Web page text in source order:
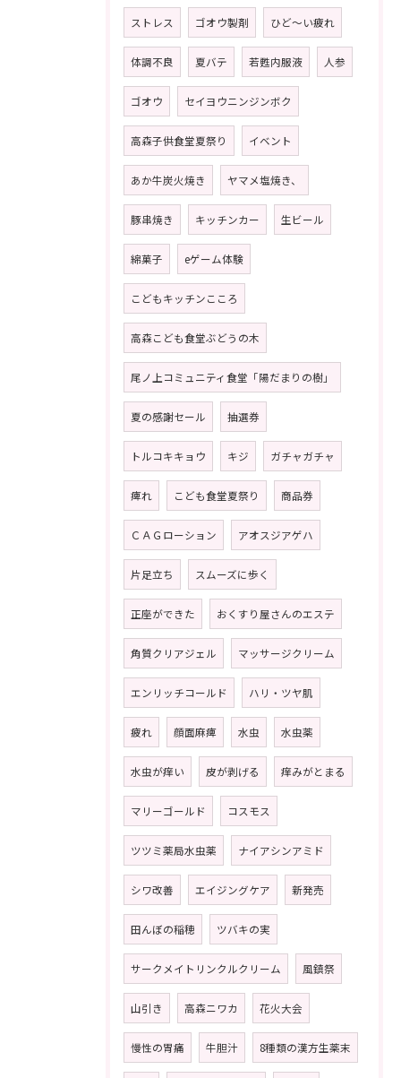
ストレス ゴオウ製剤 ひど〜い疲れ
体調不良 夏バテ 若甦内服液 人参
ゴオウ セイヨウニンジンボク
高森子供食堂夏祭り イベント
あか牛炭火焼き ヤマメ塩焼き、
豚串焼き キッチンカー 生ビール
綿菓子 eゲーム体験
こどもキッチンこころ
高森こども食堂ぶどうの木
尾ノ上コミュニティ食堂「陽だまりの樹」
夏の感謝セール 抽選券
トルコキキョウ キジ ガチャガチャ
痺れ こども食堂夏祭り 商品券
ＣＡＧローション アオスジアゲハ
片足立ち スムーズに歩く
正座ができた おくすり屋さんのエステ
角質クリアジェル マッサージクリーム
エンリッチコールド ハリ・ツヤ肌
疲れ 顔面麻痺 水虫 水虫薬
水虫が痒い 皮が剥げる 痒みがとまる
マリーゴールド コスモス
ツツミ薬局水虫薬 ナイアシンアミド
シワ改善 エイジングケア 新発売
田んぼの稲穂 ツバキの実
サークメイトリンクルクリーム 風鎮祭
山引き 高森ニワカ 花火大会
慢性の胃痛 牛胆汁 8種類の漢方生薬末